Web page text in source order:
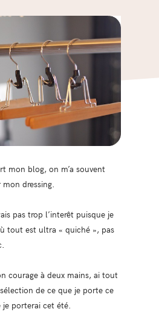
mon blog, on m’a souvent
dressing.
pas trop l’interêt puisque je
tout est ultra « quiché », pas
courage à deux mains, ai tout
de ce que je porte ce
porterai cet été.